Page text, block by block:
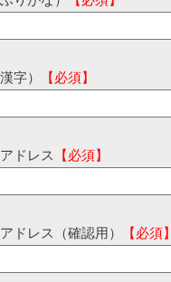
字） 【必須】
ドレス 【必須】
ドレス（確認用） 【必須